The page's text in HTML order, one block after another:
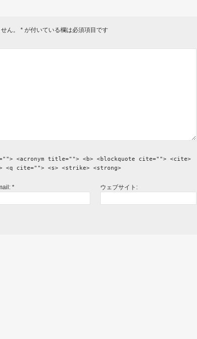
ん。 * が付いている欄は必須項目です
<acronym title=""> <b> <blockquote cite=""> <cite>
<q cite=""> <s> <strike> <strong>
* ウェブサイト: